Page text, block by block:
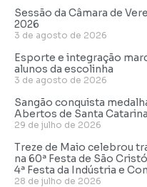
Sessão da Câmara de
2026
3 de agosto de 2026
Esporte e integração
alunos da escolinha
3 de agosto de 2026
Sangão conquista
Abertos de Santa Catarina
29 de julho de 2026
Treze de Maio celebrou
na 60ª Festa de São
4ª Festa da Indústria e
28 de julho de 2026